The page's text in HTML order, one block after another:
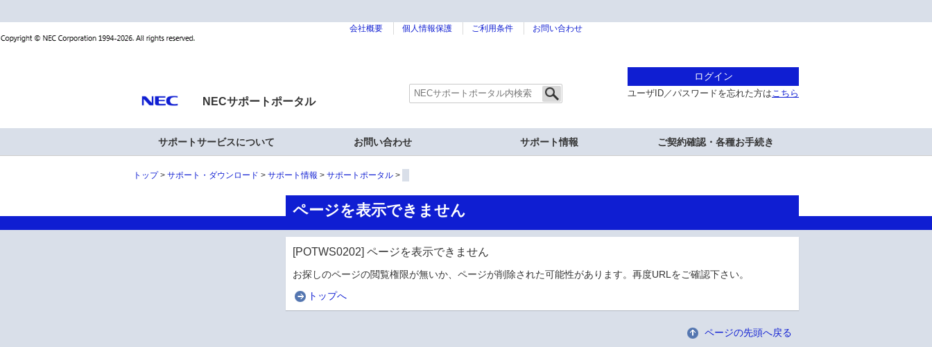
会社概要 個人情報保護 ご利用条件 お問い合わせ
NECサポートポータル
ログイン
ユーザID／パスワードを忘れた方はこちら
サポートサービスについて お問い合わせ サポート情報 ご契約確認・各種お手続き
トップ サポート・ダウンロード サポート情報 サポートポータル
ページを表示できません
[POTWS0202] ページを表示できません
お探しのページの閲覧権限が無いか、ページが削除された可能性があります。再度URLをご確認下さい。
トップへ
ページの先頭へ戻る